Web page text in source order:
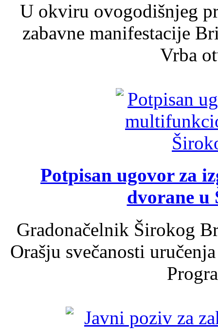
U okviru ovogodišnjeg
zabavne manifestacije
Vrba
Potpisan ugovor za
dvorane u
Gradonačelnik Širokog
Orašju svečanosti